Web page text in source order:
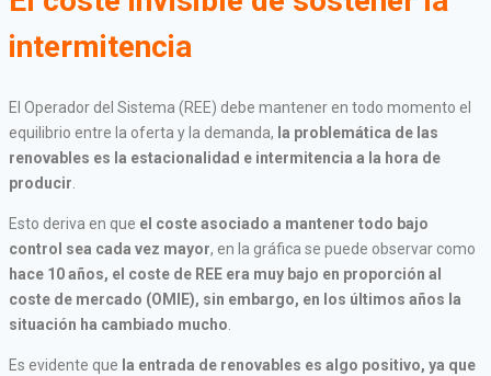
intermitencia
El Operador del Sistema (REE) debe mantener en todo momento el
equilibrio entre la oferta y la demanda, la problemática de las
renovables es la estacionalidad e intermitencia a la hora de
producir.
Esto deriva en que el coste asociado a mantener todo bajo
control sea cada vez mayor, en la gráfica se puede observar como
hace 10 años, el coste de REE era muy bajo en proporción al
coste de mercado (OMIE), sin embargo, en los últimos años la
situación ha cambiado mucho.
Es evidente que la entrada de renovables es algo positivo, ya que